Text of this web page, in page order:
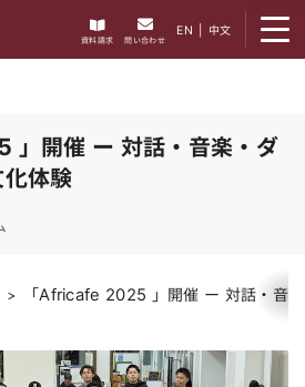
資料請求 問い合わせ
EN 中文
開催 ー 対話・音楽・ダ
化体験
「Africafe 2025 」開催 ー 対話・音